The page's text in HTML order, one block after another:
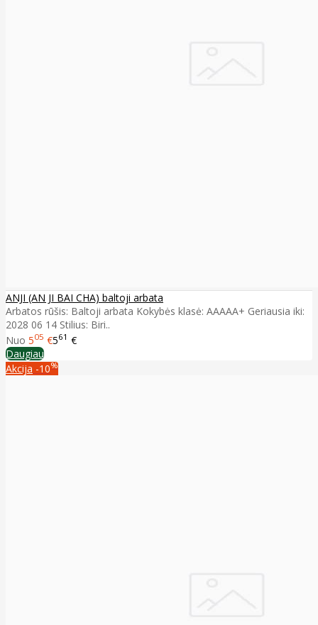
ANJI (AN JI BAI CHA) baltoji arbata
Arbatos rūšis: Baltoji arbata Kokybės klasė: AAAAA+ Geriausia iki:
2028 06 14 Stilius: Biri..
Nuo 505 €561 €
Daugiau
Akcija -10%